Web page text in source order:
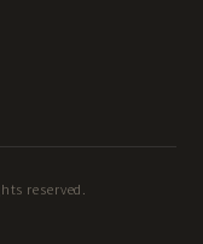
reserved.